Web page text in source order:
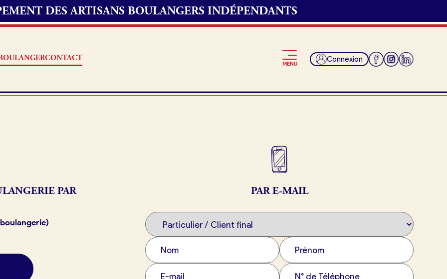
DES ARTISANS BOULANGERS INDÉPENDANTS
CONTACT
MENU Connexion
Je suis fournisseur
PAR
PAR E-MAIL